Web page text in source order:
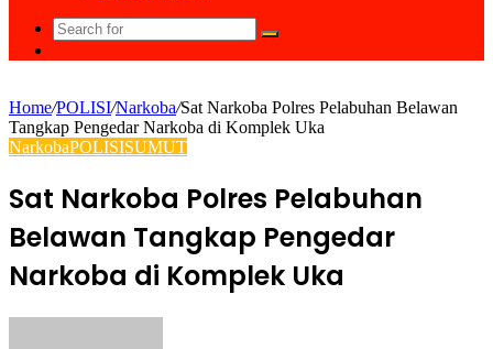
Search
for
Home/POLISI/Narkoba/Sat Narkoba Polres Pelabuhan Belawan
Tangkap Pengedar Narkoba di Komplek Uka
NarkobaPOLISISUMUT
Sat Narkoba Polres Pelabuhan
Belawan Tangkap Pengedar
Narkoba di Komplek Uka